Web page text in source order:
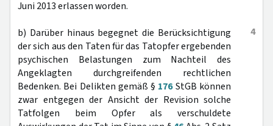
Juni 2013 erlassen worden.
4
b) Darüber hinaus begegnet die Berücksichtigung
der sich aus den Taten für das Tatopfer ergebenden
psychischen Belastungen zum Nachteil des
Angeklagten durchgreifenden rechtlichen
Bedenken. Bei Delikten gemäß § 176StGB können
zwar entgegen der Ansicht der Revision solche
Tatfolgen beim Opfer als verschuldete